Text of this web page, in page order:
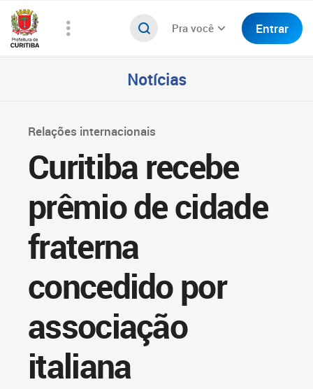
Pra você Entrar
Notícias
Relações internacionais
Curitiba recebe
prêmio de cidade
fraterna
concedido por
associação
italiana